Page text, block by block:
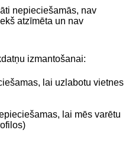
nepieciešamās, nav
atzīmēta un nav
izmantošanai:
lai uzlabotu vietnes
lai mēs varētu
paziņojums
Kontakti
dienesta tālrunis:
Sekojiet mums